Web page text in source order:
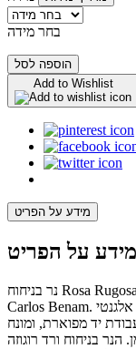
בחר מידה
הוספה לסל
Add to Wishlist
מידע על הפריט
מידע על הפריט
נר בניחוח Rosa Rugosa מבית Frederic Malle שהרכיב אמן הבישום
Carlos Benam. למעשה, זהו יותר מעוד נר. מדובר בפריט עיצובי אלגנטי
יד מפוארת, ומונח
בניחוח ורד רוגוזה